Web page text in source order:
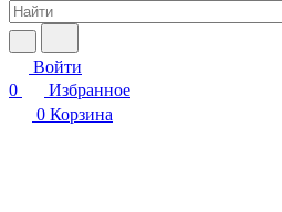
Войти
0
Избранное
0 Корзина